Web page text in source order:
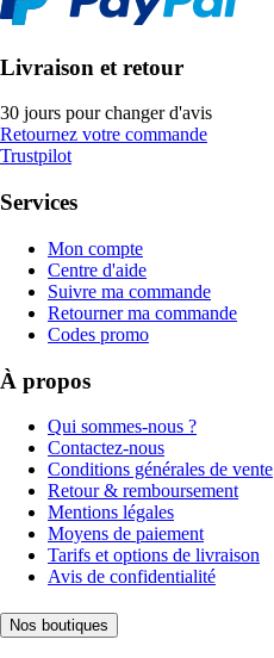
Livraison et retour
30 jours pour changer d'avis
Retournez votre commande
Trustpilot
Services
Mon compte
Centre d'aide
Suivre ma commande
Retourner ma commande
Codes promo
À propos
Qui sommes-nous ?
Contactez-nous
Conditions générales de vente
Retour & remboursement
Mentions légales
Moyens de paiement
Tarifs et options de livraison
Avis de confidentialité
Nos boutiques